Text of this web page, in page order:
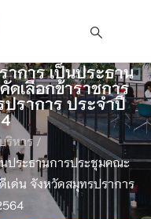
การ เป็นประธาน
เลือกข้าราชการ
ปราการ ประจำปี
ริหาร/
ประธานการประชุมคณะ
เด่น จังหวัดสมุทรปราการ